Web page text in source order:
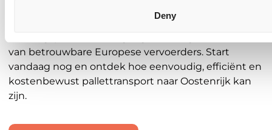
Deny
van directe prijzen, een volledig digitaal
van betrouwbare Europese vervoerders. Start
vandaag nog en ontdek hoe eenvoudig, efficiënt en
kostenbewust pallettransport naar Oostenrijk kan
zijn.